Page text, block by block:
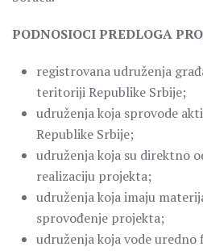
PODNOSIOCI PREDLOGA
registrovana udruženja
teritoriji Republike Srbije;
udruženja koja sprovode
Republike Srbije;
udruženja koja su direktno
realizaciju projekta;
udruženja koja imaju
sprovođenje projekta;
udruženja koja vode uredno